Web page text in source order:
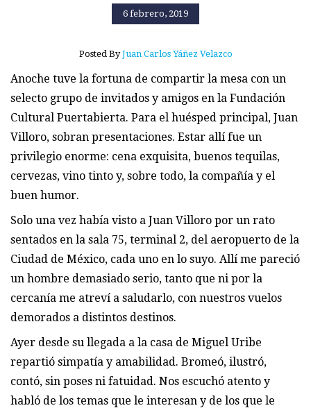
6 febrero, 2019
Posted ByJuan Carlos Yáñez Velazco
Anoche tuve la fortuna de compartir la mesa con un
selecto grupo de invitados y amigos en la Fundación
Cultural Puertabierta. Para el huésped principal, Juan
Villoro, sobran presentaciones. Estar allí fue un
privilegio enorme: cena exquisita, buenos tequilas,
cervezas, vino tinto y, sobre todo, la compañía y el
buen humor.
Solo una vez había visto a Juan Villoro por un rato
sentados en la sala 75, terminal 2, del aeropuerto de la
Ciudad de México, cada uno en lo suyo. Allí me pareció
un hombre demasiado serio, tanto que ni por la
cercanía me atreví a saludarlo, con nuestros vuelos
demorados a distintos destinos.
Ayer desde su llegada a la casa de Miguel Uribe
repartió simpatía y amabilidad. Bromeó, ilustró,
contó, sin poses ni fatuidad. Nos escuchó atento y
habló de los temas que le interesan y de los que le